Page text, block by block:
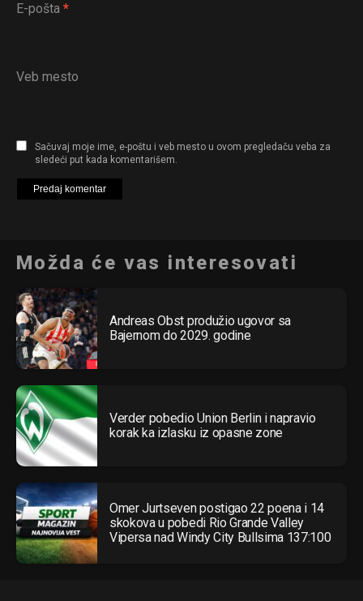
E-pošta *
Veb mesto
Sačuvaj moje ime, e-poštu i veb mesto u ovom pregledaču veba za
sledeći put kada komentarišem.
Možda će vas interesovati
Andreas Obst produžio ugovor sa
Bajernom do 2029. godine
Verder pobedio Union Berlin i napravio
korak ka izlasku iz opasne zone
Omer Jurtseven postigao 22 poena i 14
skokova u pobedi Rio Grande Valley
Vipersa nad Windy City Bullsima 137:100